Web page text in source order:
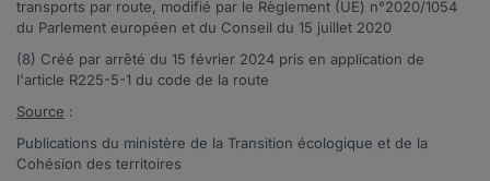
transports par route, modifié par le Règlement (UE) n°2020/1054
du Parlement européen et du Conseil du 15 juillet 2020
(8) Créé par arrêté du 15 février 2024 pris en application de
l'article R225-5-1 du code de la route
Source :
Publications du ministère de la Transition écologique et de la
Cohésion des territoires